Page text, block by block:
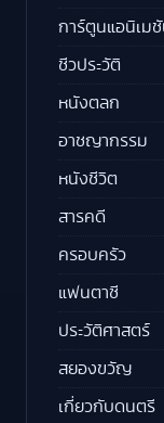
การ์ตูนแอนิเม
ชีวประวัติ
หนังตลก
อาชญากรรม
หนังชีวิต
สารคดี
ครอบครัว
แฟนตาซี
ประวัติศาสตร์
สยองขวัญ
เกี่ยวกับดนตรี